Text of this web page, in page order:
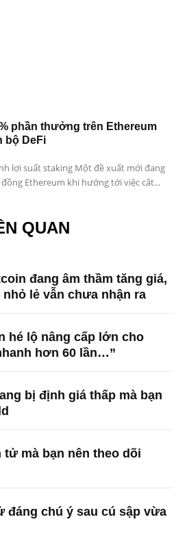
phần thưởng trên Ethereum
bộ DeFi
lợi suất staking Một đề xuất mới đang
Ethereum khi hướng tới việc cắt...
QUAN
đang âm thầm tăng giá,
lẻ vẫn chưa nhận ra
hé lộ nâng cấp lớn cho
hơn 60 lần…”
bị định giá thấp mà bạn
tử mà bạn nên theo dõi
đáng chú ý sau cú sập vừa